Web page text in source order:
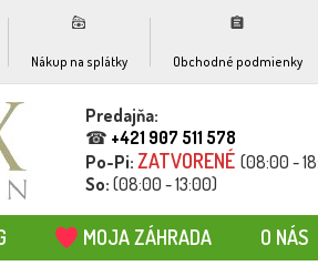
Nákup na splátky Obchodné podmienky
Predajňa:
☎ +421 907 511 578
Po-Pi: ZATVORENÉ (08:00 -
So: (08:00 - 13:00)
MOJA ZÁHRADA O NÁS